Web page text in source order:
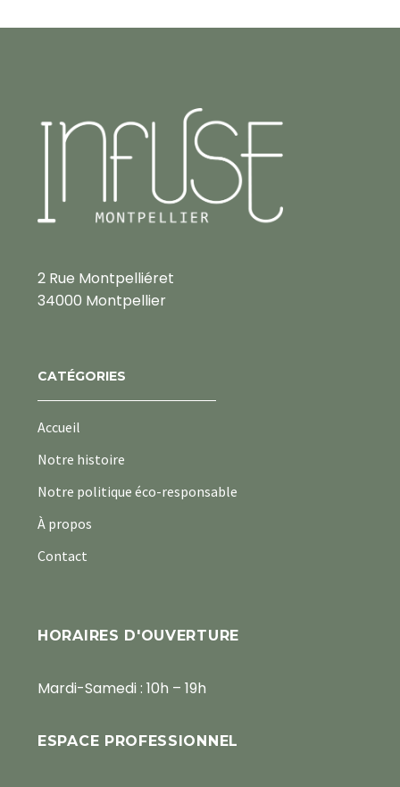
2 Rue Montpelliéret
34000 Montpellier
CATÉGORIES
Accueil
Notre histoire
Notre politique éco-responsable
À propos
Contact
HORAIRES D'OUVERTURE
Mardi-Samedi : 10h – 19h
ESPACE PROFESSIONNEL